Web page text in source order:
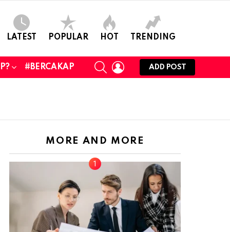
LATEST POPULAR HOT TRENDING
#BERCAKAP
SEARCHLOGIN
ADD POST
MORE AND MORE